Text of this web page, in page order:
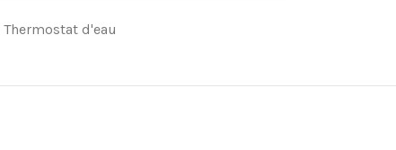
Thermostat d'eau